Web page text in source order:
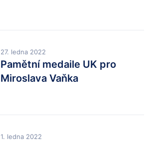
27. ledna 2022
Pamětní medaile UK pro
Miroslava Vaňka
1. ledna 2022